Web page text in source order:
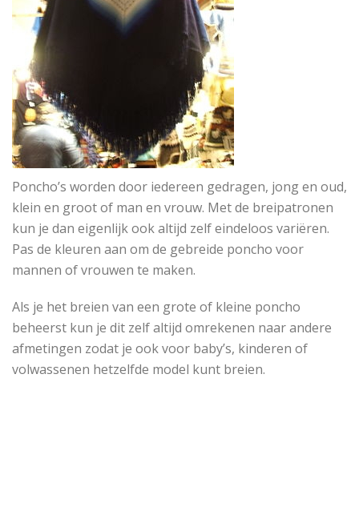
Poncho’s worden door iedereen gedragen, jong en oud,
klein en groot of man en vrouw. Met de breipatronen
kun je dan eigenlijk ook altijd zelf eindeloos variëren.
Pas de kleuren aan om de gebreide poncho voor
mannen of vrouwen te maken.
Als je het breien van een grote of kleine poncho
beheerst kun je dit zelf altijd omrekenen naar andere
afmetingen zodat je ook voor baby’s, kinderen of
volwassenen hetzelfde model kunt breien.